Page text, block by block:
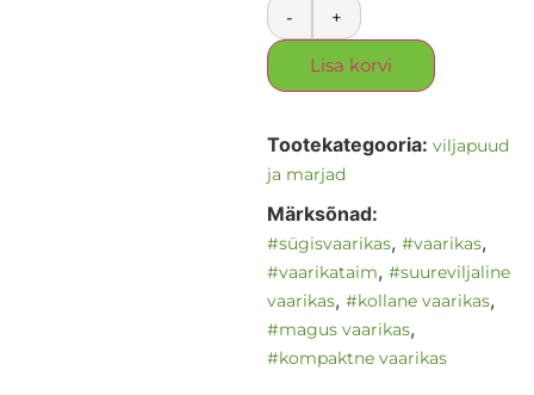
- +
Lisa korvi
Tootekategooria: viljapuud
ja marjad
Märksõnad:
#sügisvaarikas, #vaarikas,
#vaarikataim, #suureviljaline
vaarikas, #kollane vaarikas,
#magus vaarikas,
#kompaktne vaarikas